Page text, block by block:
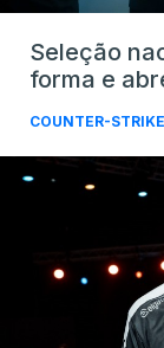
Seleção
forma e
COUNTER-STRIKE